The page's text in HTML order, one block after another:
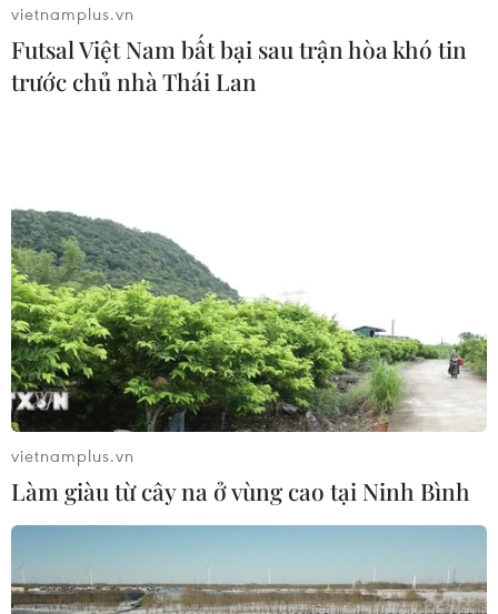
vietnamplus.vn
Futsal Việt Nam bất bại sau trận hòa khó tin
trước chủ nhà Thái Lan
vietnamplus.vn
Làm giàu từ cây na ở vùng cao tại Ninh Bình